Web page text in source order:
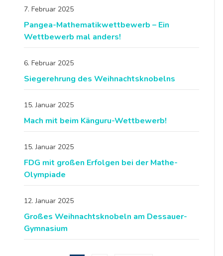
7. Februar 2025
Pangea-Mathematikwettbewerb – Ein
Wettbewerb mal anders!
6. Februar 2025
Siegerehrung des Weihnachtsknobelns
15. Januar 2025
Mach mit beim Känguru-Wettbewerb!
15. Januar 2025
FDG mit großen Erfolgen bei der Mathe-
Olympiade
12. Januar 2025
Großes Weihnachtsknobeln am Dessauer-
Gymnasium